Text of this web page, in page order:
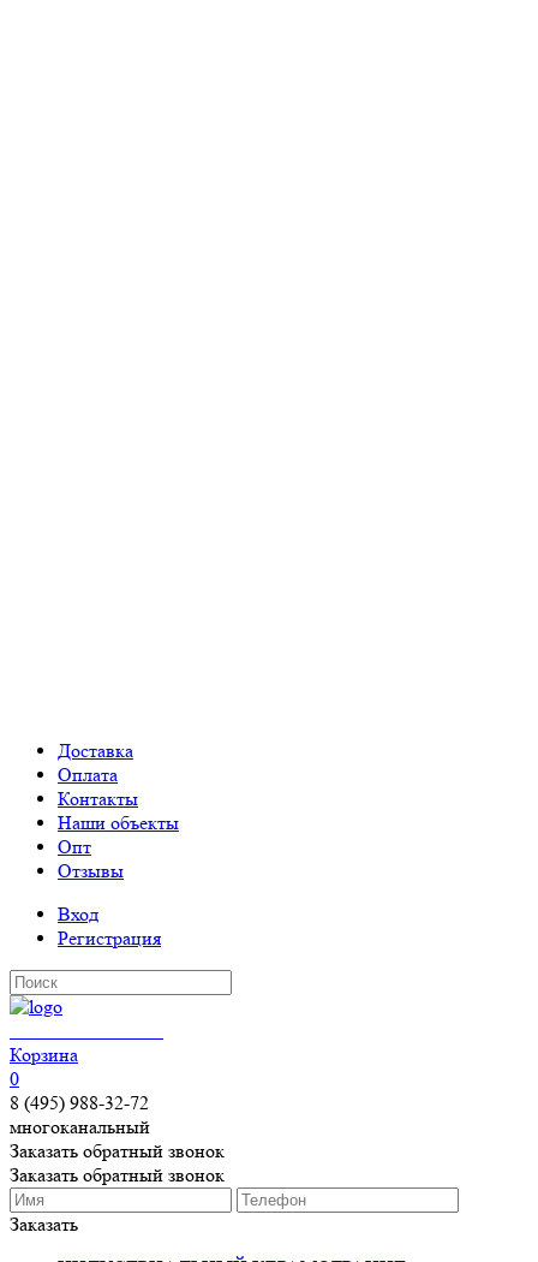
Доставка
Оплата
Контакты
Наши объекты
Опт
Отзывы
Вход
Регистрация
Корзина
0
8 (495) 988-32-72
многоканальный
Заказать обратный звонок
Заказать обратный звонок
Заказать